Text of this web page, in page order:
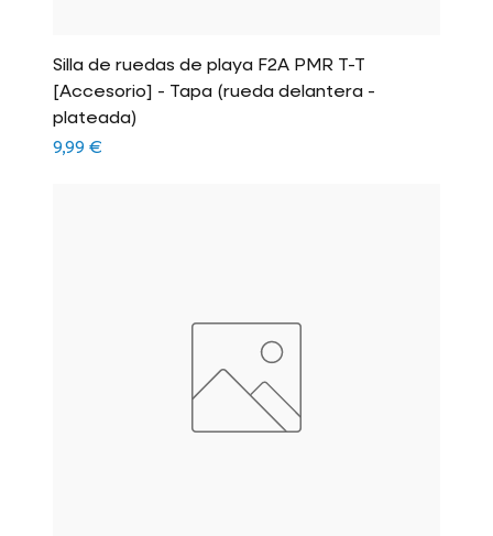
Silla de ruedas de playa F2A PMR T-T
[Accesorio] - Tapa (rueda delantera -
plateada)
Precio
9,99 €